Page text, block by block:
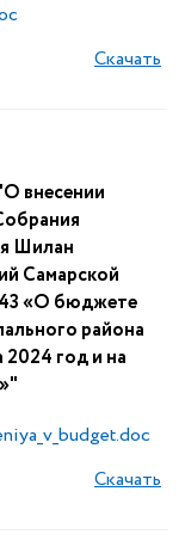
Скачать
внесении
Шилан
Самарской
«О бюджете
района
год и на
Скачать